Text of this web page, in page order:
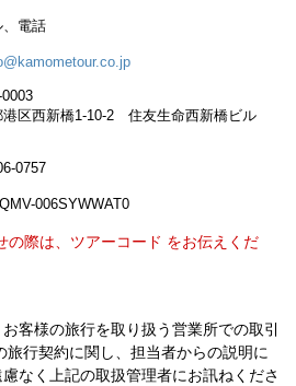
、電話
港区西新橋1-10-2 住友生命西新橋ビル
0757
006SYWWAT0
際は、ツアーコード をお伝えくだ
客様の旅行を取り扱う営業所での取引
旅行契約に関し、担当者からの説明に
なく上記の取扱管理者にお訊ねくださ